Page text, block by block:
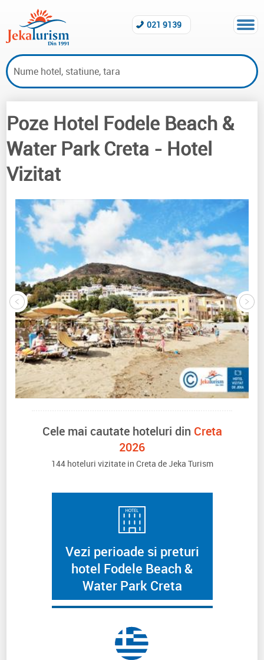
021 9139
Hoteluri vizitate Creta
Poze Hotel Fodele Beach &
Water Park Creta - Hotel
Vizitat
Cele mai cautate hoteluri din Creta
2026
144 hoteluri vizitate in Creta de Jeka Turism
Vezi perioade si preturi
hotel Fodele Beach &
Water Park Creta